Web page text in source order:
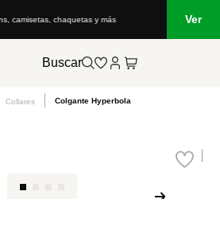
camisetas, chaquetas y más Ver
Buscar
Collares Colgante Hyperbola